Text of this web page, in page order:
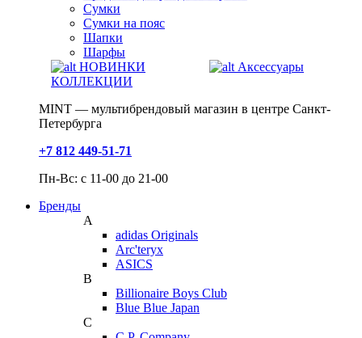
Сумки
Сумки на пояс
Шапки
Шарфы
НОВИНКИ
КОЛЛЕКЦИИ
Аксессуары
MINT — мультибрендовый магазин в центре Санкт-
Петербурга
+7 812 449-51-71
Пн-Вс: с 11-00 до 21-00
Бренды
A
adidas Originals
Arc'teryx
ASICS
B
Billionaire Boys Club
Blue Blue Japan
C